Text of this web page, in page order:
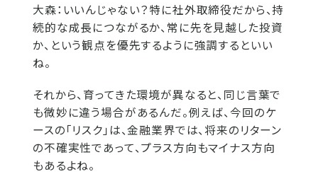
大森： いいんじゃない？特に社外取締役だから、持
続的な成長につながるか、常に先を見越した投資
か、という観点を優先するように強調するといい
ね。
それから、育ってきた環境が異なると、同じ言葉で
も微妙に違う場合があるんだ。例えば、今回のケ
ースの「リスク」は、金融業界では、将来のリターン
の不確実性であって、プラス方向もマイナス方向
もあるよね。